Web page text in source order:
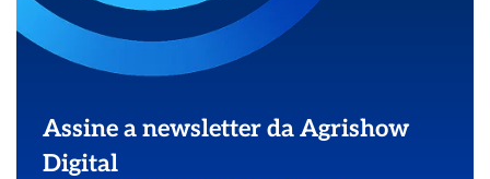
Assine a newsletter da Agrishow
Digital